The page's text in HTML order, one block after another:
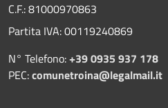
C.F.: 81000970863
Partita IVA: 00119240869
N° Telefono:+39 0935 937 178
PEC:comunetroina@legalmail.it